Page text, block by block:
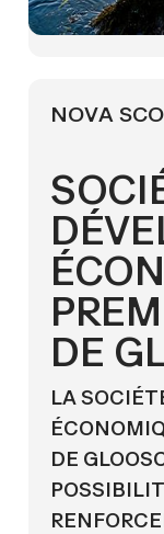
NOVA
DE
LA
DE